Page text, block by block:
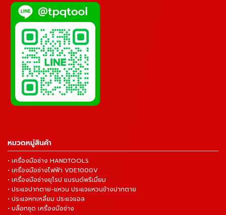
หมวดหมู่สินค้า
• เครื่องมือช่าง HANDTOOLS
• เครื่องมือช่างไฟฟ้า VDE1000V
• เครื่องมือช่างยุโรป แบรนด์พรีเมี่ยม
• ประแจปากตาย-แหวน ประแจแหวนข้างปากตาย
• ประแจหกเหลี่ยม ประแจแอล
• บล็อกชุด เครื่องมือช่าง